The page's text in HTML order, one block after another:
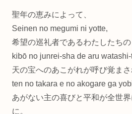
聖年の恵みによって、
Seinen no megumi ni yotte,
希望の巡礼者であるわたしたちの
kibō no junrei-sha de aru
天の宝へのあこがれが呼び覚まさ
ten no takara e no akogare ga
あがない主の喜びと平和が全世
に。